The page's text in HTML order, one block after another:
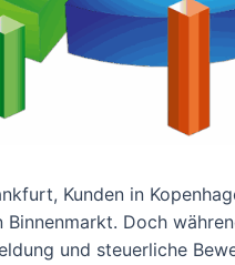
Kunden in
Binnenmarkt. Doch
und steuerliche